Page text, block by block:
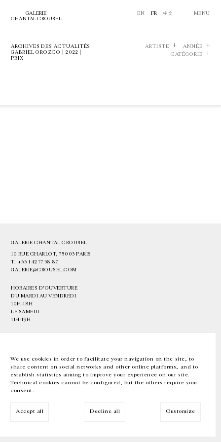
We use cookies in order to facilitate your navigation on the site, to
share content on social networks and other online platforms, and to
establish statistics aiming to improve your experience on our site.
Technical cookies cannot be configured, but the others require your
consent.
Accept all Decline all Customize
GALERIE
CHANTAL CROUSEL
EN FR 中文 MENU
ARCHIVES DES ACTUALITÉS
GABRIEL OROZCO | 2022 |
PRIX
ARTISTE
ANNÉE
CATÉGORIE
GALERIE CHANTAL CROUSEL
10 RUE CHARLOT, 75003 PARIS
T. +33 1 42 77 38 87
GALERIE@CROUSEL.COM
HORAIRES D'OUVERTURE
DU MARDI AU VENDREDI
10H-18H
LE SAMEDI
11H-19H
EN FR 中文 Facebook Instagram
Inscrivez-vous à notre newsletter